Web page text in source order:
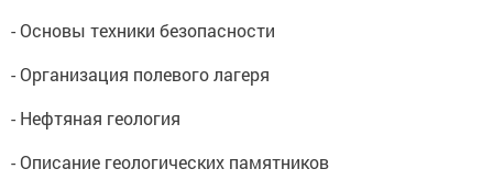
- Основы техники безопасности
- Организация полевого лагеря
- Нефтяная геология
- Описание геологических памятников